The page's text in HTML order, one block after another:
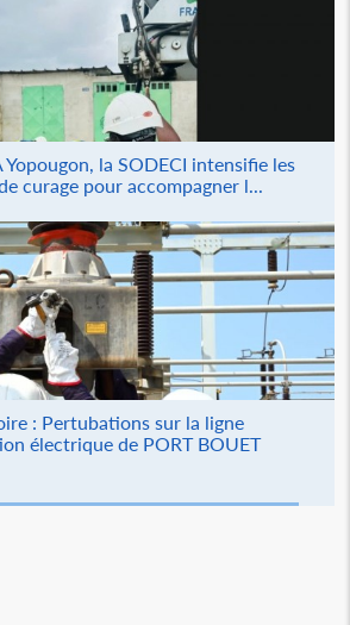
la SODECI intensifie les
curage pour accompagner l...
: Pertubations sur la ligne
électrique de PORT BOUET